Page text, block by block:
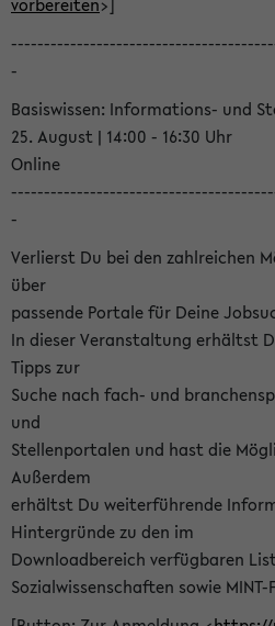
-
Basiswissen: Informations- und
25. August | 14:00 - 16:30 Uhr
Online
-
Verlierst Du bei den zahlreichen
über
passende Portale für Deine
In dieser Veranstaltung erhältst
Tipps zur
Suche nach fach- und
und
Stellenportalen und hast die
Außerdem
erhältst Du weiterführende
Hintergründe zu den im
Downloadbereich verfügbaren
Sozialwissenschaften sowie MINT-